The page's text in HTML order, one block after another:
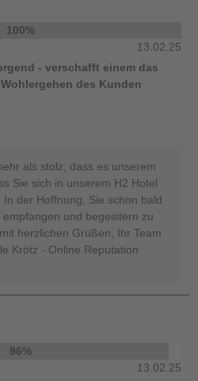
100%
13.02.25
- verschafft einem das
des Kunden
als stolz, dass es unserem
Sie sich in unserem H2 Hotel
der Hoffnung, Sie schon bald
und begeistern zu
herzlichen Grüßen, Ihr Team
Krötz - Online Reputation
96%
13.02.25